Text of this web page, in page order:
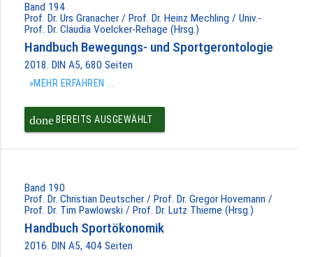
Band 194
Prof. Dr. Urs Granacher / Prof. Dr. Heinz Mechling / Univ.-
Prof. Dr. Claudia Voelcker-Rehage (Hrsg.)
Handbuch Bewegungs- und Sportgerontologie
2018. DIN A5, 680 Seiten
»MEHR ERFAHREN ...
doneBEREITS AUSGEWÄHLT
Band 190
Prof. Dr. Christian Deutscher / Prof. Dr. Gregor Hovemann /
Prof. Dr. Tim Pawlowski / Prof. Dr. Lutz Thieme (Hrsg.)
Handbuch Sportökonomik
2016. DIN A5, 404 Seiten